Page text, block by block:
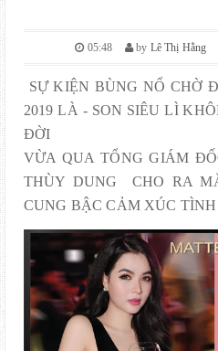
05:48 by Lê Thị Hằng
SỰ KIỆN BÙNG NỔ CHỜ
2019 LÀ - SON SIÊU LÌ
ĐỜI
VỪA QUA TỔNG GIÁM
THÙY DUNG CHO RA
CUNG BẬC CẢM XÚC